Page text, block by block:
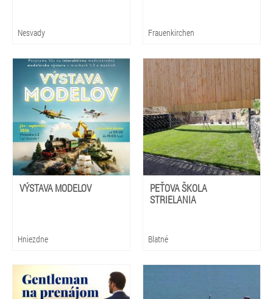
Nesvady Frauenkirchen
VÝSTAVA MODELOV
Hniezdne
PEŤOVA ŠKOLA
STRIELANIA
Blatné